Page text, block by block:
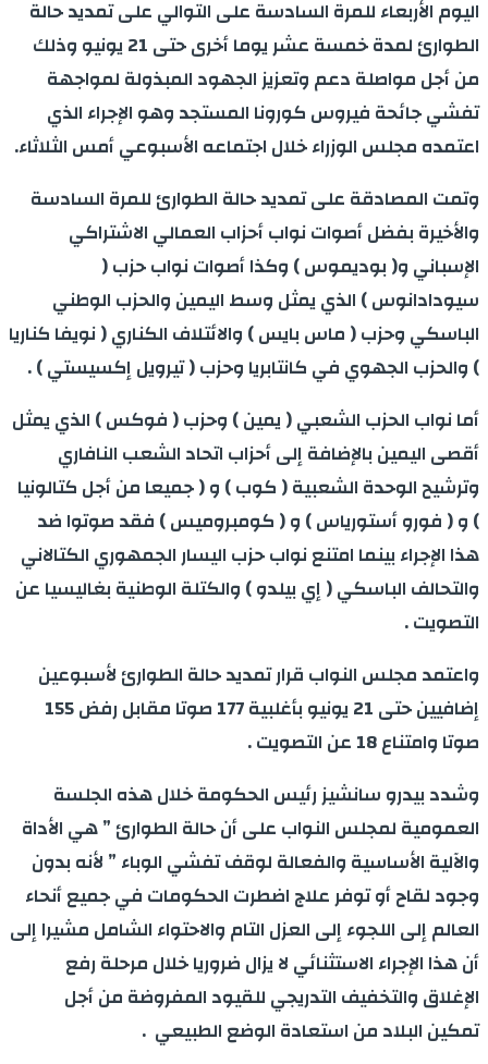
اليوم الأربعاء للمرة السادسة على التوالي على تمديد حالة
الطوارئ لمدة خمسة عشر يوما أخرى حتى 21 يونيو وذلك
من أجل مواصلة دعم وتعزيز الجهود المبذولة لمواجهة
تفشي جائحة فيروس كورونا المستجد وهو الإجراء الذي
اعتمده مجلس الوزراء خلال اجتماعه الأسبوعي أمس الثلاثاء.
وتمت المصادقة على تمديد حالة الطوارئ للمرة السادسة
والأخيرة بفضل أصوات نواب أحزاب العمالي الاشتراكي
الإسباني و( بوديموس ) وكذا أصوات نواب حزب (
سيودادانوس ) الذي يمثل وسط اليمين والحزب الوطني
الباسكي وحزب ( ماس بايس ) والائتلاف الكناري ( نويفا كناريا
) والحزب الجهوي في كانتابريا وحزب ( تيرويل إكسيستي ) .
أما نواب الحزب الشعبي ( يمين ) وحزب ( فوكس ) الذي يمثل
أقصى اليمين بالإضافة إلى أحزاب اتحاد الشعب النافاري
وترشيح الوحدة الشعبية ( كوب ) و ( جميعا من أجل كتالونيا
) و ( فورو أستورياس ) و ( كومبروميس ) فقد صوتوا ضد
هذا الإجراء بينما امتنع نواب حزب اليسار الجمهوري الكتالاني
والتحالف الباسكي ( إي بيلدو ) والكتلة الوطنية بغاليسيا عن
التصويت .
واعتمد مجلس النواب قرار تمديد حالة الطوارئ لأسبوعين
إضافيين حتى 21 يونيو بأغلبية 177 صوتا مقابل رفض 155
صوتا وامتناع 18 عن التصويت .
وشدد بيدرو سانشيز رئيس الحكومة خلال هذه الجلسة
العمومية لمجلس النواب على أن حالة الطوارئ ” هي الأداة
والآلية الأساسية والفعالة لوقف تفشي الوباء ” لأنه بدون
وجود لقاح أو توفر علاج اضطرت الحكومات في جميع أنحاء
العالم إلى اللجوء إلى العزل التام والاحتواء الشامل مشيرا إلى
أن هذا الإجراء الاستثنائي لا يزال ضروريا خلال مرحلة رفع
الإغلاق والتخفيف التدريجي للقيود المفروضة من أجل
تمكين البلاد من استعادة الوضع الطبيعي .